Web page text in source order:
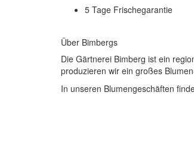
5 Tage Frischegarantie
Über Bimbergs
Die Gärtnerei Bimberg ist ein
produzieren wir ein großes
In unseren Blumengeschäften